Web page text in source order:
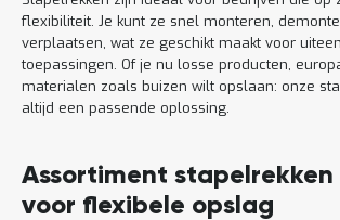
flexibiliteit. Je kunt ze snel monteren,
verplaatsen, wat ze geschikt maakt voor
toepassingen. Of je nu losse producten,
materialen zoals buizen wilt opslaan: onze
altijd een passende oplossing.
Assortiment stapelrekken
voor flexibele opslag